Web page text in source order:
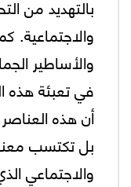
بالتهديد من
والاجتماعية.
والأساطير
في تعبئة هذه
أن هذه
بل تكتسب
والاجتماعي